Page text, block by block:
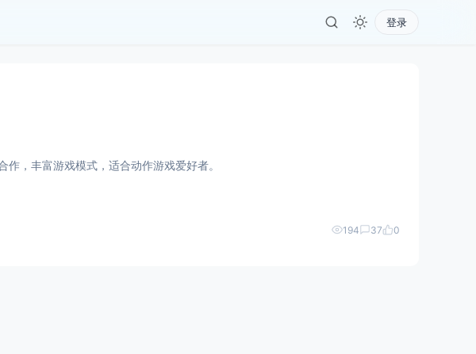
登录
，丰富游戏模式，适合动作游戏爱好者。
194 37 0